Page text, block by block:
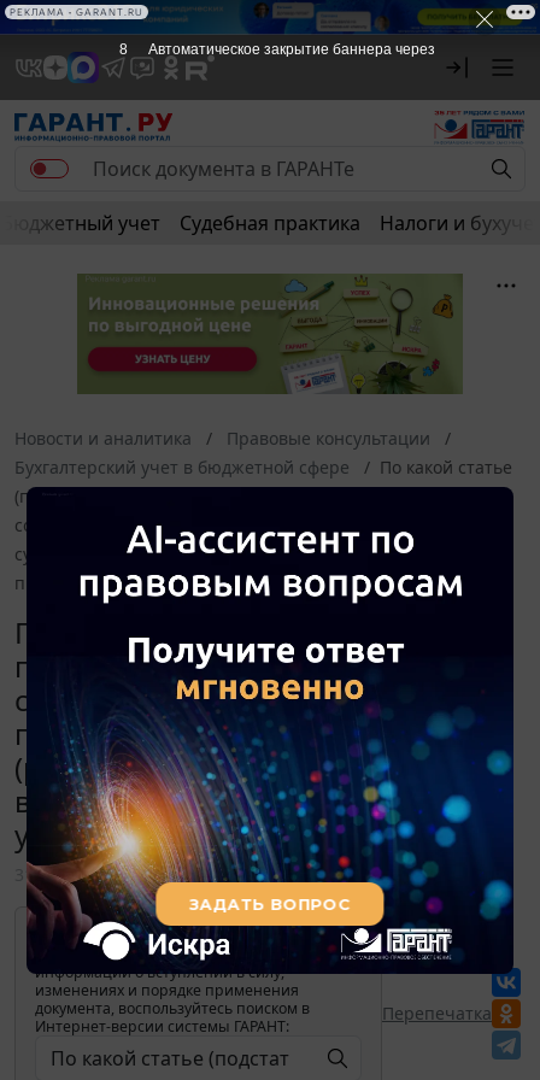
Бюджетный учет Судебная практика Налоги и
Новости и аналитика
Правовые консультации
Бухгалтерский учет в бюджетной сфере
По какой статье
(подстатье) КОСГУ приобретать Центру временного
содержания детей, оставшихся без попечения родителей,
сумки (рюкзаки) школьные для воспитанников,
проживающих в учреждении?
По какой статье (подстатье) КОСГУ
приобретать Центру временного
содержания детей, оставшихся без
попечения родителей, сумки
(рюкзаки) школьные для
воспитанников, проживающих в
учреждении?
31 августа 2020
Для просмотра актуального текста
документа и получения полной
информации о вступлении в силу,
изменениях и порядке применения
документа, воспользуйтесь поиском в
Интернет-версии системы ГАРАНТ:
Перепечатка
8 Автоматическое закрытие баннера через
РЕКЛАМА • GARANT.RU